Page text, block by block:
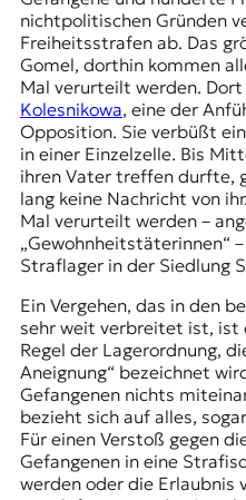
nichtpolitischen Gründen
Freiheitsstrafen ab. Das
Gomel, dorthin kommen
Mal verurteilt werden.
Kolesnikowa, eine der
Opposition. Sie verbüßt
in einer Einzelzelle. Bis
ihren Vater treffen durfte,
lang keine Nachricht von
Mal verurteilt werden –
„Gewohnheitstäterinnen“
Straflager in der Siedlung
Ein Vergehen, das in den
sehr weit verbreitet ist, ist
Regel der Lagerordnung,
Aneignung“ bezeichnet
Gefangenen nichts
bezieht sich auf alles,
Für einen Verstoß gegen
Gefangenen in eine
werden oder die Erlaubnis